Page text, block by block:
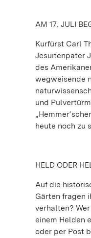
AM 17. JULI
Kurfürst Carl
Jesuitenpater
des
wegweisende
und
heute noch zu
HELD ODER
Auf die
Gärten fragen
verhalten?
einem Helden
oder per Post